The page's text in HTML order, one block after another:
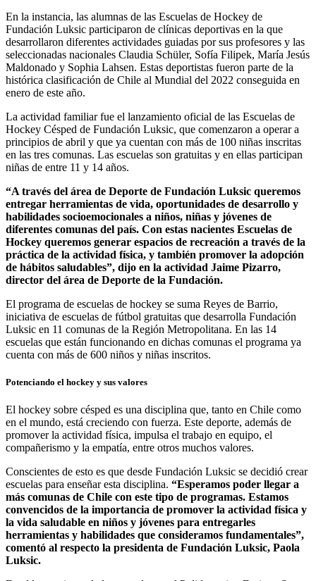
En la instancia, las alumnas de las Escuelas de Hockey de
Fundación Luksic participaron de clínicas deportivas en la que
desarrollaron diferentes actividades guiadas por sus profesores y las
seleccionadas nacionales Claudia Schüler, Sofía Filipek, María Jesús
Maldonado y Sophia Lahsen. Estas deportistas fueron parte de la
histórica clasificación de Chile al Mundial del 2022 conseguida en
enero de este año.
La actividad familiar fue el lanzamiento oficial de las Escuelas de
Hockey Césped de Fundación Luksic, que comenzaron a operar a
principios de abril y que ya cuentan con más de 100 niñas inscritas
en las tres comunas. Las escuelas son gratuitas y en ellas participan
niñas de entre 11 y 14 años.
“A través del área de Deporte de Fundación Luksic queremos
entregar herramientas de vida, oportunidades de desarrollo y
habilidades socioemocionales a niños, niñas y jóvenes de
diferentes comunas del país. Con estas nacientes Escuelas de
Hockey queremos generar espacios de recreación a través de la
práctica de la actividad física, y también promover la adopción
de hábitos saludables”, dijo en la actividad Jaime Pizarro,
director del área de Deporte de la Fundación.
El programa de escuelas de hockey se suma Reyes de Barrio,
iniciativa de escuelas de fútbol gratuitas que desarrolla Fundación
Luksic en 11 comunas de la Región Metropolitana. En las 14
escuelas que están funcionando en dichas comunas el programa ya
cuenta con más de 600 niños y niñas inscritos.
Potenciando el hockey y sus valores
El hockey sobre césped es una disciplina que, tanto en Chile como
en el mundo, está creciendo con fuerza. Este deporte, además de
promover la actividad física, impulsa el trabajo en equipo, el
compañerismo y la empatía, entre otros muchos valores.
Conscientes de esto es que desde Fundación Luksic se decidió crear
escuelas para enseñar esta disciplina. “Esperamos poder llegar a
más comunas de Chile con este tipo de programas. Estamos
convencidos de la importancia de promover la actividad física y
la vida saludable en niños y jóvenes para entregarles
herramientas y habilidades que consideramos fundamentales”,
comentó al respecto la presidenta de Fundación Luksic, Paola
Luksic.